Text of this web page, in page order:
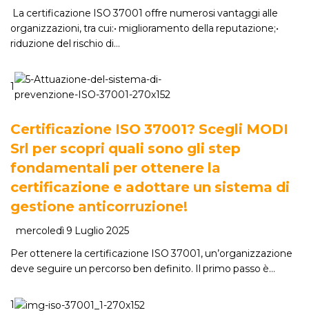
La certificazione ISO 37001 offre numerosi vantaggi alle
organizzazioni, tra cui:• miglioramento della reputazione;•
riduzione del rischio di…
1
Certificazione ISO 37001? Scegli MODI
Srl per scopri quali sono gli step
fondamentali per ottenere la
certificazione e adottare un sistema di
gestione anticorruzione!
mercoledì 9 Luglio 2025
Per ottenere la certificazione ISO 37001, un’organizzazione
deve seguire un percorso ben definito. Il primo passo è…
1